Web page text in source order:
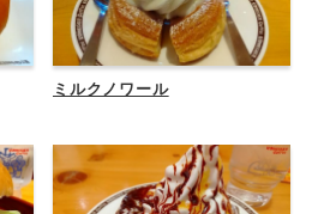
ミルクノワール